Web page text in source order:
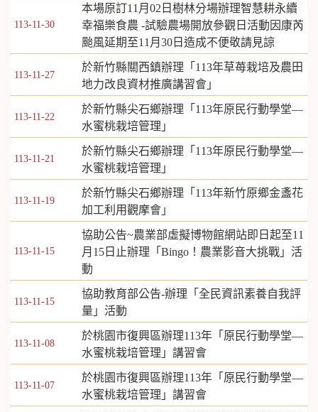
113-11-30
本場原訂11月02日樹林分場辦理智慧耕永續
幸福樂食農 -試驗農場開放參觀日活動因康芮
颱風延期至11月30日造成不便敬請見諒
113-11-27
於新竹縣關西鎮辦理「113年草苺栽培及農田
地力改良資材推廣講習會」
113-11-22
於新竹縣尖石鄉辦理「113年原民行動學堂—
水蜜桃栽培管理」
113-11-21
於新竹縣尖石鄉辦理「113年原民行動學堂—
水蜜桃栽培管理」
113-11-19
於新竹縣尖石鄉辦理「113年新竹原鄉金盞花
加工利用觀摩會」
113-11-15
協助公告~農業部虛擬博物館網站即日起至11
月15日止辦理「Bingo！農業影音大挑戰」活
動
113-11-15
協助教育部公告-辦理「全民資訊素養自我評
量」活動
113-11-08
於桃園市復興區辦理113年「原民行動學堂—
水蜜桃栽培管理」講習會
113-11-07
於桃園市復興區辦理113年「原民行動學堂—
水蜜桃栽培管理」講習會